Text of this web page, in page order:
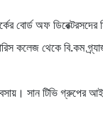
বোর্ড অফ ডিরেক্টরসদের
কলেজ থেকে বি.কম
সান টিভি গ্রুপের